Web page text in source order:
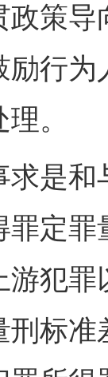
策
行
。
是和
定
犯
刑标